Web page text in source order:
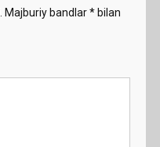
Majburiy bandlar*bilan